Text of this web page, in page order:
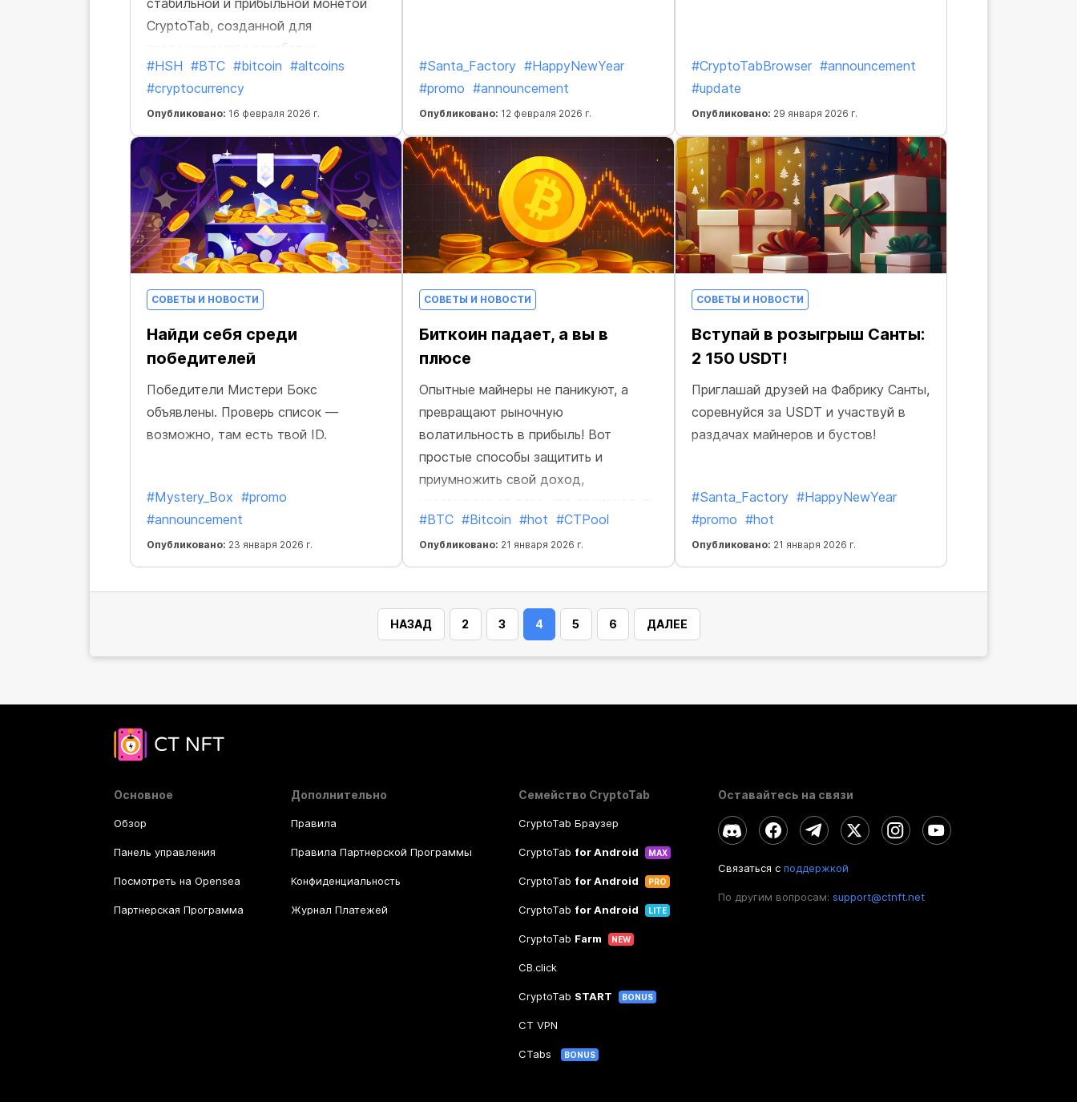
стабильной и прибыльной монетой
CryptoTab, созданной для
предсказуемого заработка.
#HSH #BTC #bitcoin #altcoins
#cryptocurrency
Опубликовано: 16 февраля 2026 г.
#Santa_Factory #HappyNewYear
#promo #announcement
Опубликовано: 12 февраля 2026 г.
#CryptoTabBrowser #announcement
#update
Опубликовано: 29 января 2026 г.
СОВЕТЫ И НОВОСТИ
Найди себя среди
победителей
Победители Мистери Бокс
объявлены. Проверь список —
возможно, там есть твой ID.
#Mystery_Box #promo
#announcement
Опубликовано: 23 января 2026 г.
СОВЕТЫ И НОВОСТИ
Биткоин падает, а вы в
плюсе
Опытные майнеры не паникуют, а
превращают рыночную
волатильность в прибыль! Вот
простые способы защитить и
приумножить свой доход,
на рынке.
#BTC #Bitcoin #hot #CTPool
Опубликовано: 21 января 2026 г.
СОВЕТЫ И НОВОСТИ
Вступай в розыгрыш Санты:
2 150 USDT!
Приглашай друзей на Фабрику Санты,
соревнуйся за USDT и участвуй в
раздачах майнеров и бустов!
#Santa_Factory #HappyNewYear
#promo #hot
Опубликовано: 21 января 2026 г.
НАЗАД 2 3 4 5 6 ДАЛЕЕ
Основное
Обзор
Панель управления
Посмотреть на Opensea
Партнерская Программа
Дополнительно
Правила
Правила Партнерской Программы
Конфиденциальность
Журнал Платежей
Семейство CryptoTab
CryptoTab Браузер
CryptoTab for Android MAX
CryptoTab for Android PRO
CryptoTab for Android LITE
CryptoTab Farm NEW
CB.click
CryptoTab START BONUS
CT VPN
CTabs BONUS
Оставайтесь на связи
Связаться с поддержкой
По другим вопросам: support@ctnft.net